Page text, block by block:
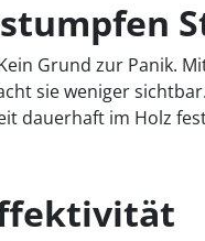
Grund zur Panik.
sie weniger
dauerhaft im Holz